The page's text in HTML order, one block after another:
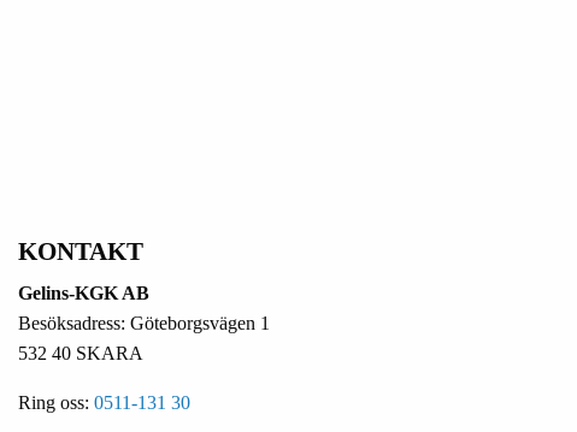
KONTAKT
Gelins-KGK AB
Besöksadress: Göteborgsvägen 1
532 40 SKARA
Ring oss: 0511-131 30